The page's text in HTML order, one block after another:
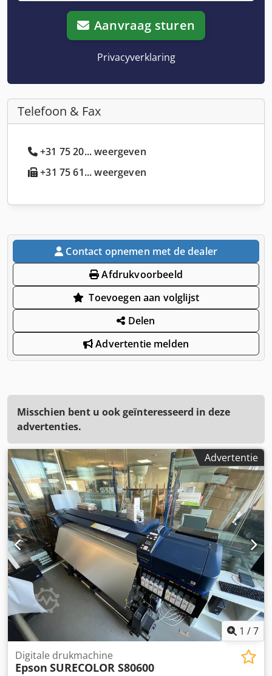
Aanvraag sturen
Privacyverklaring
Telefoon & Fax
+31 75 20... weergeven
+31 75 61... weergeven
Contact opnemen met de dealer
Afdrukvoorbeeld
Toevoegen aan volglijst
Delen
Advertentie melden
Misschien bent u ook geïnteresseerd in deze
advertenties.
Advertentie
1 /7
Digitale drukmachine
Epson SURECOLOR S80600